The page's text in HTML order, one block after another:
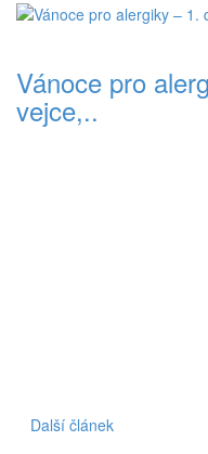
Vánoce pro
vejce,..
Další článek